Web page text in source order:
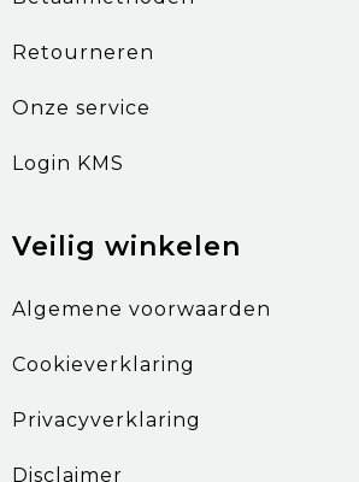
Retourneren
Onze service
Login KMS
Veilig winkelen
Algemene voorwaarden
Cookieverklaring
Privacyverklaring
Disclaimer